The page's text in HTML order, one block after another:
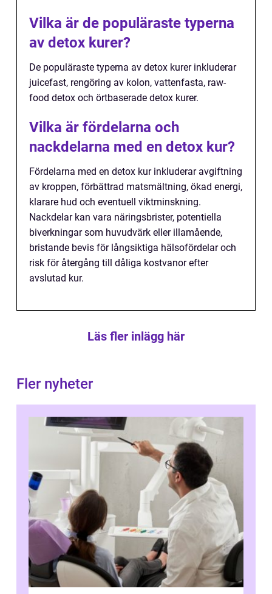
Vilka är de populäraste typerna
av detox kurer?
De populäraste typerna av detox kurer inkluderar
juicefast, rengöring av kolon, vattenfasta, raw-
food detox och örtbaserade detox kurer.
Vilka är fördelarna och
nackdelarna med en detox kur?
Fördelarna med en detox kur inkluderar avgiftning
av kroppen, förbättrad matsmältning, ökad energi,
klarare hud och eventuell viktminskning.
Nackdelar kan vara näringsbrister, potentiella
biverkningar som huvudvärk eller illamående,
bristande bevis för långsiktiga hälsofördelar och
risk för återgång till dåliga kostvanor efter
avslutad kur.
Läs fler inlägg här
Fler nyheter